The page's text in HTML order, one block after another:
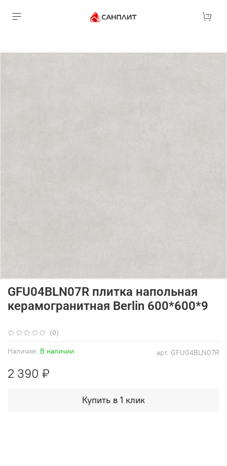
(0)
арт. GFU04BLN07R
Наличие: В наличии
GFU04BLN07R плитка напольная
керамогранитная Berlin 600*600*9
2 390 ₽
Купить в 1 клик